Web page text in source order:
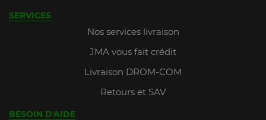
SERVICES
Nos services livraison
JMA vous fait crédit
Livraison DROM-COM
Retours et SAV
BESOIN D'AIDE